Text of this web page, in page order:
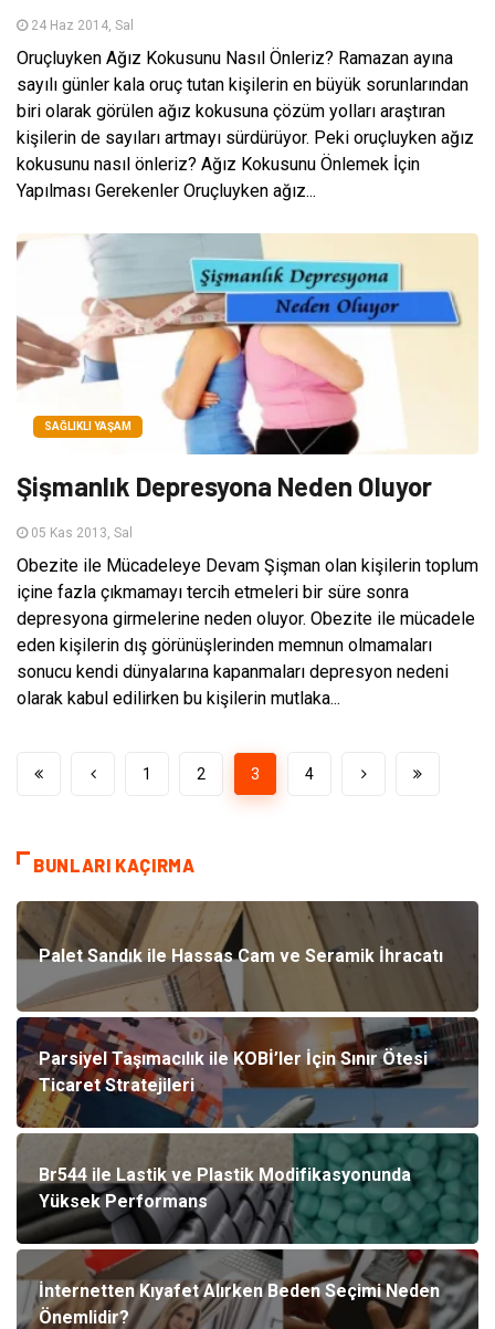
24 Haz 2014, Sal
Oruçluyken Ağız Kokusunu Nasıl Önleriz? Ramazan ayına
sayılı günler kala oruç tutan kişilerin en büyük sorunlarından
biri olarak görülen ağız kokusuna çözüm yolları araştıran
kişilerin de sayıları artmayı sürdürüyor. Peki oruçluyken ağız
kokusunu nasıl önleriz? Ağız Kokusunu Önlemek İçin
Yapılması Gerekenler Oruçluyken ağız...
SAĞLIKLI YAŞAM
Şişmanlık Depresyona Neden Oluyor
05 Kas 2013, Sal
Obezite ile Mücadeleye Devam Şişman olan kişilerin toplum
içine fazla çıkmamayı tercih etmeleri bir süre sonra
depresyona girmelerine neden oluyor. Obezite ile mücadele
eden kişilerin dış görünüşlerinden memnun olmamaları
sonucu kendi dünyalarına kapanmaları depresyon nedeni
olarak kabul edilirken bu kişilerin mutlaka...
1 2 3 4
BUNLARI KAÇIRMA
Palet Sandık ile Hassas Cam ve Seramik İhracatı
Parsiyel Taşımacılık ile KOBİ’ler İçin Sınır Ötesi
Ticaret Stratejileri
Br544 ile Lastik ve Plastik Modifikasyonunda
Yüksek Performans
İnternetten Kıyafet Alırken Beden Seçimi Neden
Önemlidir?